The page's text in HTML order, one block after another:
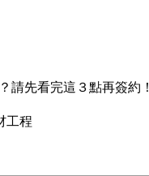
請先看完這３點再簽約！
工程